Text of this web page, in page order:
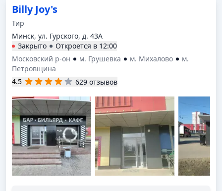
Billy Joy's
Тир
Минск, ул. Гурского, д. 43А
Закрыто
Откроется в 12:00
Московский р-он
м. Грушевка м. Михалово
м.
Петровщина
4.5
629 отзывов